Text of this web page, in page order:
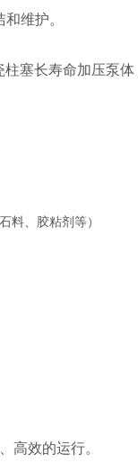
维护。
塞长寿命加压泵
、胶粘剂等）
高效的运行。